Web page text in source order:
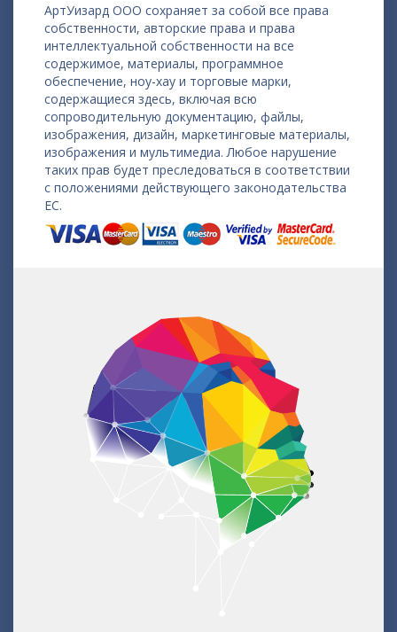
АртУизард ООО сохраняет за собой все права
собственности, авторские права и права
интеллектуальной собственности на все
содержимое, материалы, программное
обеспечение, ноу-хау и торговые марки,
содержащиеся здесь, включая всю
сопроводительную документацию, файлы,
изображения, дизайн, маркетинговые материалы,
изображения и мультимедиа. Любое нарушение
таких прав будет преследоваться в соответствии
с положениями действующего законодательства
ЕС.